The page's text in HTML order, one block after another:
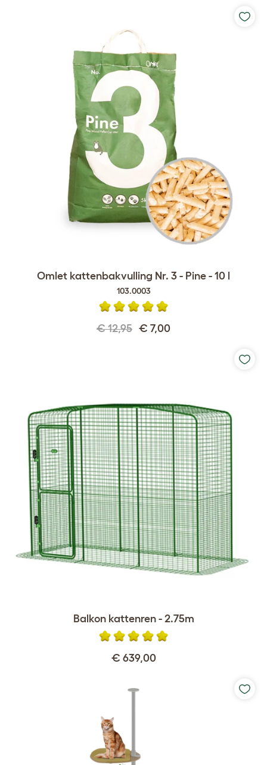
Omlet kattenbakvulling Nr. 3 - Pine - 10 l
103.0003
€ 12,95 € 7,00
Balkon kattenren - 2.75m
€ 639,00